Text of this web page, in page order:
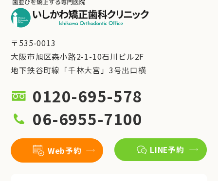
〒535-0013
大阪市旭区森小路2-1-10石川ビル2F
地下鉄谷町線「千林大宮」3号出口横
0120-695-578
06-6955-7100
Web予約 LINE予約